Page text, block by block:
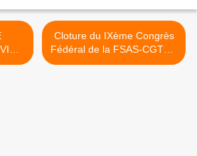
Cloture du IXème Congrès
Fédéral de la FSAS-CGTG :
Combattre sans relâche